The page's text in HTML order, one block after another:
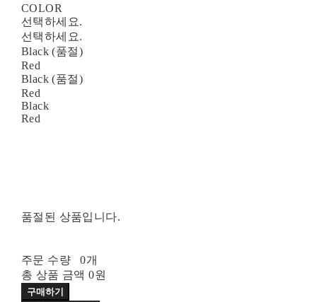
COLOR
선택하세요.
선택하세요.
Black (품절)
Red
Black (품절)
Red
Black
Red
품절된 상품입니다.
주문 수량
0개
총 상품 금액 0원
구매하기